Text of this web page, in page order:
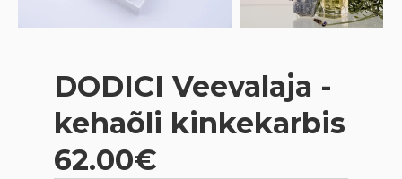
DODICI Veevalaja -
kehaõli kinkekarbis
62.00€